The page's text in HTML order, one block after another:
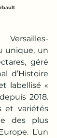
unique, un
géré
d’Histoire
labellisé «
2018.
et variétés
des plus
L’un